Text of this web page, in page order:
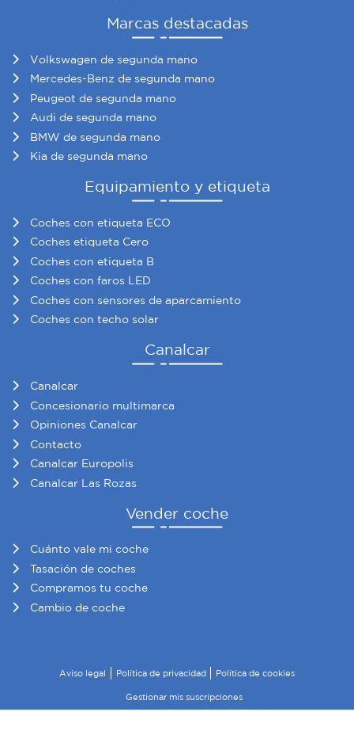
Marcas destacadas
Volkswagen de segunda mano
Mercedes-Benz de segunda mano
Peugeot de segunda mano
Audi de segunda mano
BMW de segunda mano
Kia de segunda mano
Equipamiento y etiqueta
Coches con etiqueta ECO
Coches etiqueta Cero
Coches con etiqueta B
Coches con faros LED
Coches con sensores de aparcamiento
Coches con techo solar
Canalcar
Canalcar
Concesionario multimarca
Opiniones Canalcar
Contacto
Canalcar Europolis
Canalcar Las Rozas
Vender coche
Cuánto vale mi coche
Tasación de coches
Compramos tu coche
Cambio de coche
Aviso legal Política de privacidad Política de cookies
Gestionar mis suscripciones